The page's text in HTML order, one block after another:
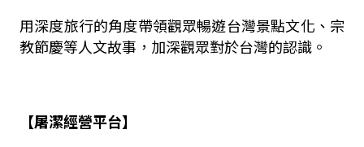
用深度旅行的角度帶領觀眾暢遊台灣景點文化、宗
教節慶等人文故事，加深觀眾對於台灣的認識。
【屠潔經營平台】